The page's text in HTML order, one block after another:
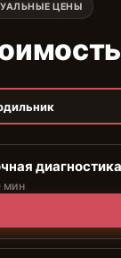
ЦЕНЫ
диагностика
мин